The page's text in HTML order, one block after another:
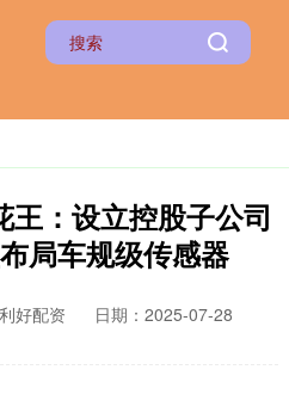
王：设立控股子公司
局车规级传感器
好配资
日期：2025-07-28